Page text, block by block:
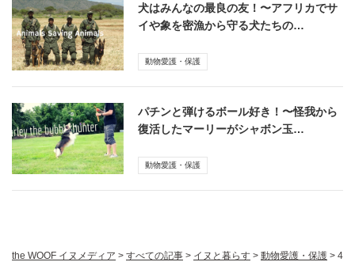
犬はみんなの最良の友！〜アフリカでサ
イや象を密漁から守る犬たちの…
動物愛護・保護
パチンと弾けるボール好き！〜怪我から
復活したマーリーがシャボン玉…
動物愛護・保護
the WOOF イヌメディア > すべての記事 > イヌと暮らす > 動物愛護・保護 > 4